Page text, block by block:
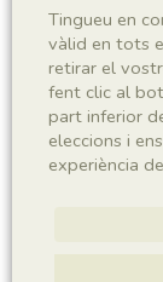
Taxonomia
Regne
Plantae
Subphyllum
Angiospermae
Tingueu en
vàlid en tots
retirar el
fent clic al
part inferior
eleccions i
experiència